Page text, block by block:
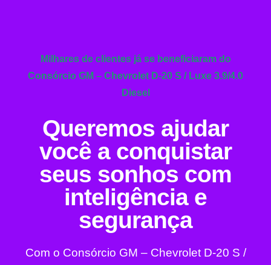
Milhares de clientes já se beneficiaram do
Consórcio GM – Chevrolet D-20 S / Luxe 3.9/4.0
Diesel
Queremos ajudar
você a conquistar
seus sonhos com
inteligência e
segurança
Com o Consórcio GM – Chevrolet D-20 S /